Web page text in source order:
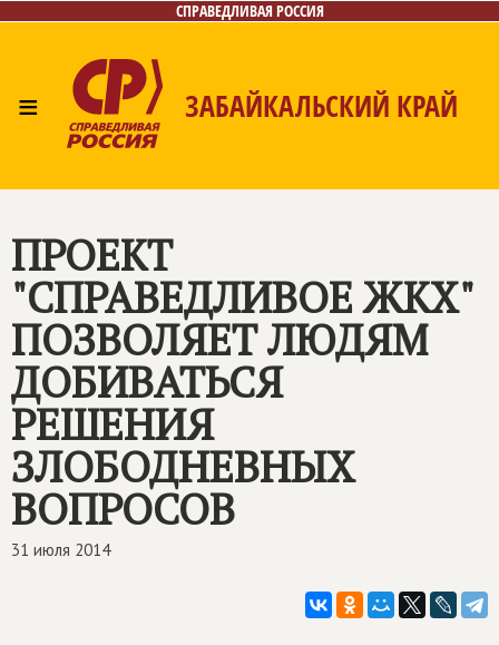
СПРАВЕДЛИВАЯ РОССИЯ
≡ ЗАБАЙКАЛЬСКИЙ КРАЙ
ПРОЕКТ
"СПРАВЕДЛИВОЕ ЖКХ"
ПОЗВОЛЯЕТ ЛЮДЯМ
ДОБИВАТЬСЯ
РЕШЕНИЯ
ЗЛОБОДНЕВНЫХ
ВОПРОСОВ
31 июля 2014